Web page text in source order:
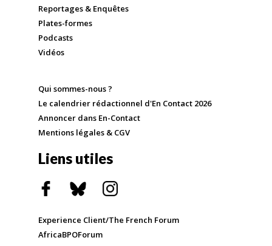
Reportages & Enquêtes
Plates-formes
Podcasts
Vidéos
Qui sommes-nous ?
Le calendrier rédactionnel d'En Contact 2026
Annoncer dans En-Contact
Mentions légales & CGV
Liens utiles
Experience Client/The French Forum
AfricaBPOForum